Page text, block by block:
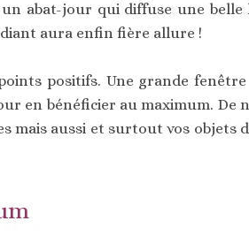
abat-jour qui diffuse une
aura enfin fière allure !
positifs. Une grande
en bénéficier au maximum. De
mais aussi et surtout vos objets